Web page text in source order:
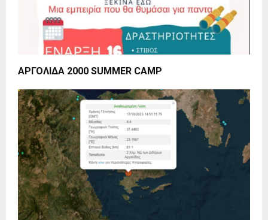
ΑΡΓΟΛΙΔΑ 2000 SUMMER CAMP